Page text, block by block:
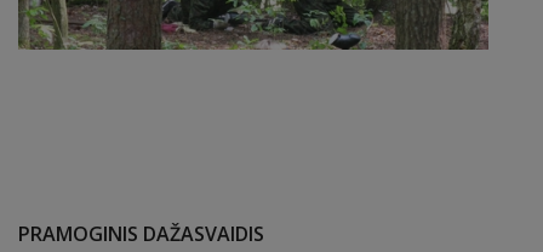
PRAMOGINIS DAŽASVAIDIS